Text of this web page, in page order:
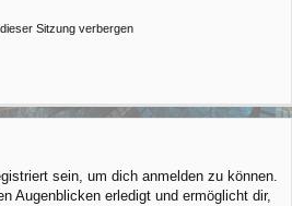
Sitzung verbergen
sein, um dich anmelden zu können.
Augenblicken erledigt und ermöglicht dir,